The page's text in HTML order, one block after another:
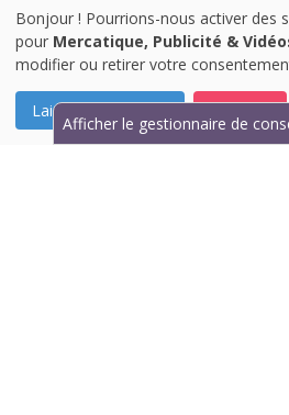
Bonjour ! Pourrions-nous activer des
pour Mercatique, Publicité &
modifier ou retirer votre
Laissez-moi choisir Je refuse
Afficher le gestionnaire de